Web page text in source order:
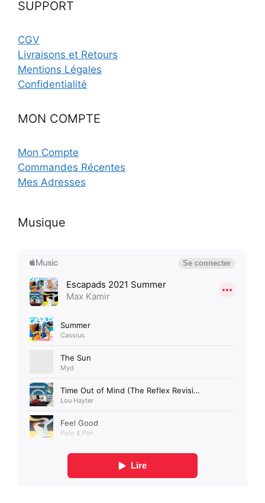
SUPPORT
CGV
Livraisons et Retours
Mentions Légales
Confidentialité
MON COMPTE
Mon Compte
Commandes Récentes
Mes Adresses
Musique